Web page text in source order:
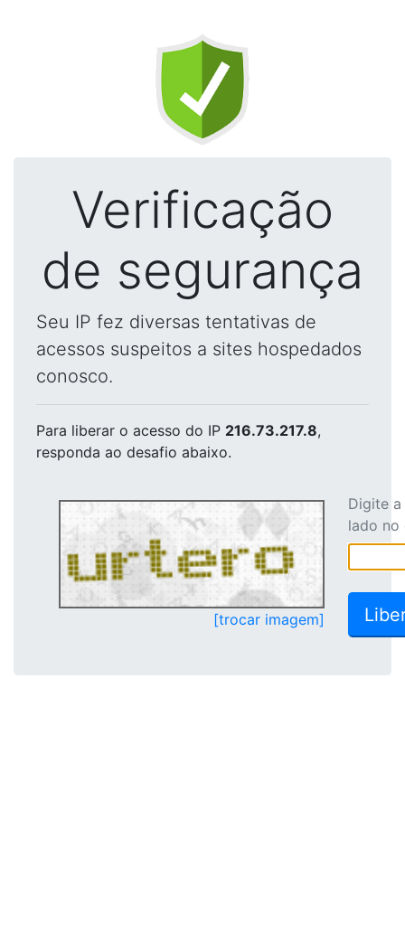
Verificação
de segurança
Seu IP fez diversas tentativas de
acessos suspeitos a sites hospedados
conosco.
Para liberar o acesso do IP 216.73.217.8,
responda ao desafio abaixo.
[trocar imagem]
Digite
lado no